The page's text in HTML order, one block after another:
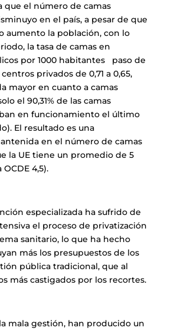
que el número de camas
en el país, a pesar de que
aumento la población, con lo
la tasa de camas en
por 1000 habitantes paso de
centros privados de 0,71 a 0,65,
mayor en cuanto a camas
el 90,31% de las camas
en funcionamiento el último
El resultado es una
en el número de camas
la UE tiene un promedio de 5
OCDE 4,5).
especializada ha sufrido de
el proceso de privatización
sanitario, lo que ha hecho
más los presupuestos de los
pública tradicional, que al
más castigados por los recortes.
mala gestión, han producido un